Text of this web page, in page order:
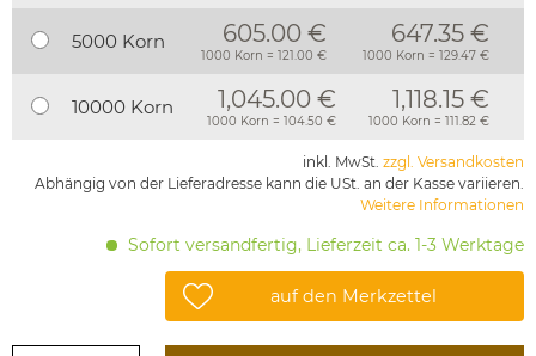
5000 Korn 605.00 €
1000 Korn = 121.00 €
647.35 €
1000 Korn = 129.47 €
10000 Korn 1,045.00 €
1000 Korn = 104.50 €
1,118.15 €
1000 Korn = 111.82 €
inkl. MwSt. zzgl. Versandkosten
Abhängig von der Lieferadresse kann die USt. an der Kasse variieren.
Weitere Informationen
Sofort versandfertig, Lieferzeit ca. 1-3 Werktage
auf den Merkzettel